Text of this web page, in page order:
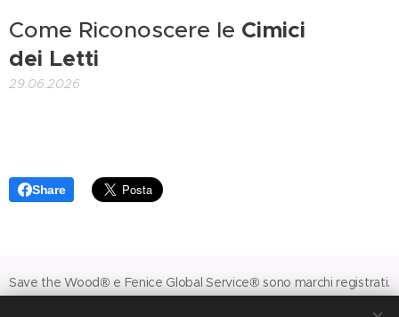
Come Riconoscere le Cimici
dei Letti
29.06.2026
Share
Save the Wood® e Fenice Global Service® sono marchi registrati.